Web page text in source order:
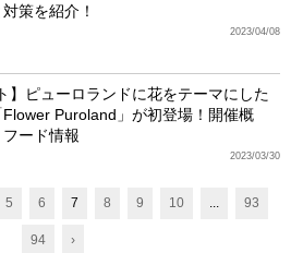
策を紹介！
2023/04/08
】ピューロランドに花をテーマにした
Puroland」が初登場！開催概
ード情報
2023/03/30
5 6 7 8 9 10 ... 93
94 ›